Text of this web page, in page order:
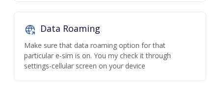
Data Roaming
Make sure that data roaming option for that
particular e-sim is on. You my check it through
settings-cellular screen on your device